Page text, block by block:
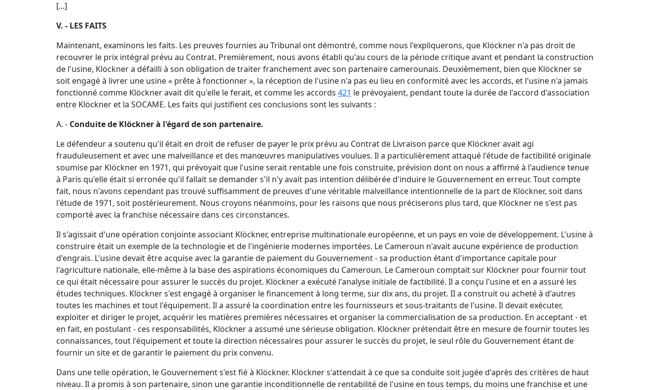
[...]
V. - LES FAITS
Maintenant, examinons les faits. Les preuves fournies au Tribunal ont démontré, comme nous l'expliquerons, que Klöckner n'a pas droit de
recouvrer le prix intégral prévu au Contrat. Premièrement, nous avons établi qu'au cours de la période critique avant et pendant la construction
de l'usine, Klöckner a défailli à son obligation de traiter franchement avec son partenaire camerounais. Deuxièmement, bien que Klöckner se
soit engagé à livrer une usine « prête à fonctionner », la réception de l'usine n'a pas eu lieu en conformité avec les accords, et l'usine n'a jamais
fonctionné comme Klöckner avait dit qu'elle le ferait, et comme les accords 421 le prévoyaient, pendant toute la durée de l'accord d'association
entre Klöckner et la SOCAME. Les faits qui justifient ces conclusions sont les suivants :
A. - Conduite de Klöckner à l'égard de son partenaire.
Le défendeur a soutenu qu'il était en droit de refuser de payer le prix prévu au Contrat de Livraison parce que Klöckner avait agi
frauduleusement et avec une malveillance et des manœuvres manipulatives voulues. Il a particulièrement attaqué l'étude de factibilité originale
soumise par Klöckner en 1971, qui prévoyait que l'usine serait rentable une fois construite, prévision dont on nous a affirmé à l'audience tenue
à Paris qu'elle était si erronée qu'il fallait se demander s'il n'y avait pas intention délibérée d'induire le Gouvernement en erreur. Tout compte
fait, nous n'avons cependant pas trouvé suffisamment de preuves d'une véritable malveillance intentionnelle de la part de Klöckner, soit dans
l'étude de 1971, soit postérieurement. Nous croyons néanmoins, pour les raisons que nous préciserons plus tard, que Klöckner ne s'est pas
comporté avec la franchise nécessaire dans ces circonstances.
Il s'agissait d'une opération conjointe associant Klöckner, entreprise multinationale européenne, et un pays en voie de développement. L'usine à
construire était un exemple de la technologie et de l'ingénierie modernes importées. Le Cameroun n'avait aucune expérience de production
d'engrais. L'usine devait être acquise avec la garantie de paiement du Gouvernement - sa production étant d'importance capitale pour
l'agriculture nationale, elle-même à la base des aspirations économiques du Cameroun. Le Cameroun comptait sur Klöckner pour fournir tout
ce qui était nécessaire pour assurer le succès du projet. Klöckner a exécuté l'analyse initiale de factibilité. Il a conçu l'usine et en a assuré les
études techniques. Klöckner s'est engagé à organiser le financement à long terme, sur dix ans, du projet. II a construit ou acheté à d'autres
toutes les machines et tout l'équipement. Il a assuré la coordination entre les fournisseurs et sous-traitants de l'usine. Il devait exécuter,
exploiter et diriger le projet, acquérir les matières premières nécessaires et organiser la commercialisation de sa production. En acceptant - et
en fait, en postulant - ces responsabilités, Klöckner a assumé une sérieuse obligation. Klöckner prétendait être en mesure de fournir toutes les
connaissances, tout l'équipement et toute la direction nécessaires pour assurer le succès du projet, le seul rôle du Gouvernement étant de
fournir un site et de garantir le paiement du prix convenu.
Dans une telle opération, le Gouvernement s'est fié à Klöckner. Klöckner s'attendait à ce que sa conduite soit jugée d'après des critères de haut
niveau. Il a promis à son partenaire, sinon une garantie inconditionnelle de rentabilité de l'usine en tous temps, du moins une franchise et une